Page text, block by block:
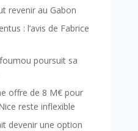
revenir au Gabon
: l’avis de Fabrice
poursuit sa
offre de 8 M€ pour
reste inflexible
devenir une option